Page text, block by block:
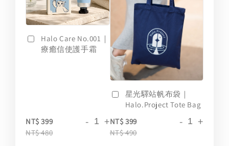
Halo Care No.001｜
療癒信使護手霜
NT$ 399
NT$ 480
- +
星光驛站帆布袋｜
Halo.Project Tote Bag
NT$ 399
NT$ 490
- +